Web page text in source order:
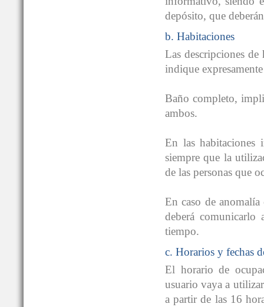
depósito, que
b. Habitaciones
Las descripciones de
indique
Baño completo,
ambos.
En las habitaciones
siempre que la
de las personas que
En caso de
deberá comunicarlo
tiempo.
c. Horarios y fechas
El horario de
usuario vaya a
a partir de las 16